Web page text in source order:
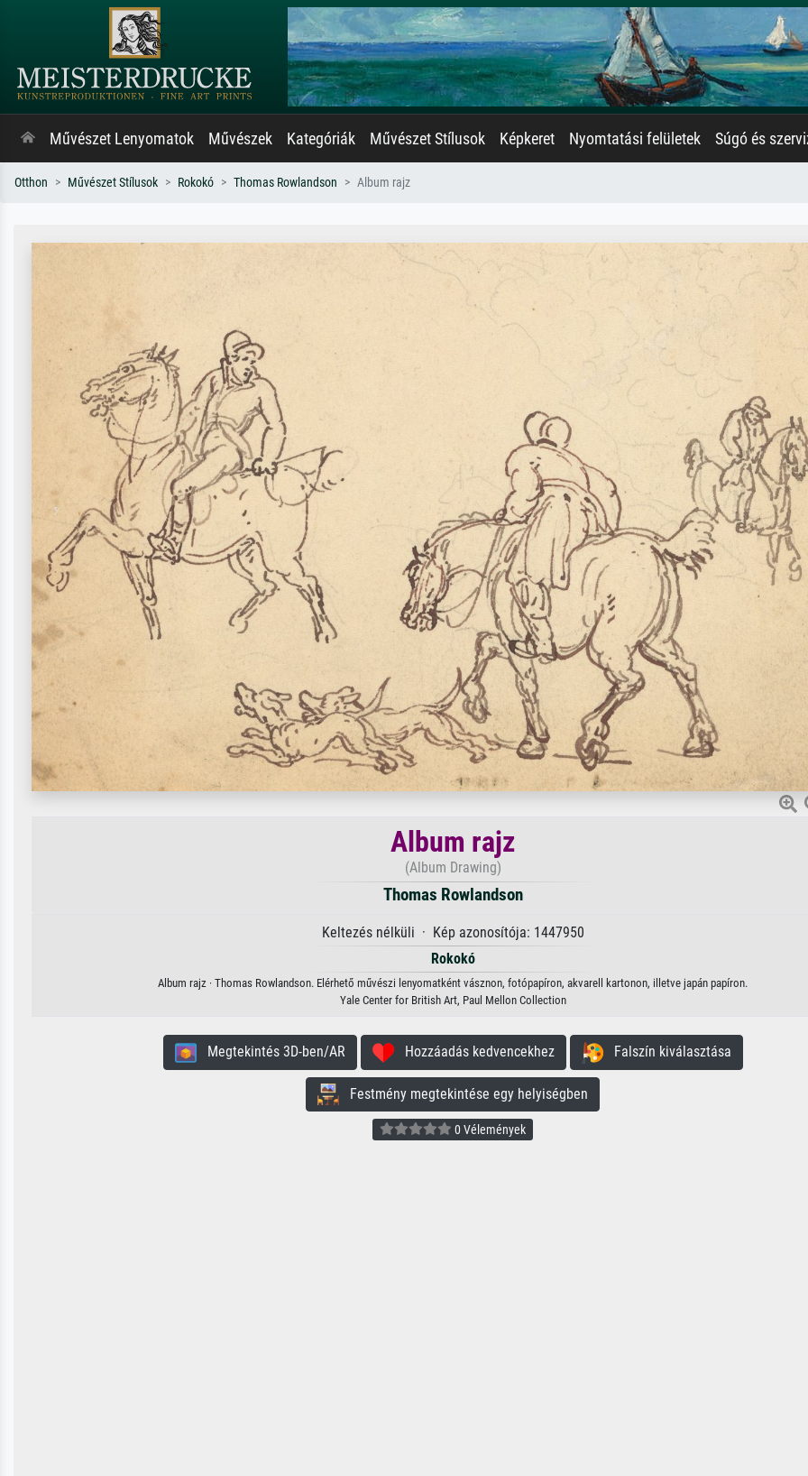
Művészet Lenyomatok Művészek Kategóriák Művészet Stílusok Képkeret Nyomtatási felületek Súgó és
Otthon Művészet Stílusok Rokokó Thomas Rowlandson Album rajz
Album rajz
(Album Drawing)
Thomas Rowlandson
Keltezés nélküli · Kép azonosítója: 1447950
Rokokó
Album rajz · Thomas Rowlandson. Elérhető művészi lenyomatként vásznon, fotópapíron, akvarell kartonon, illetve japán papíron.
Yale Center for British Art, Paul Mellon Collection
Megtekintés 3D-ben/AR Hozzáadás kedvencekhez Falszín kiválasztása
Festmény megtekintése egy helyiségben
0 Vélemények